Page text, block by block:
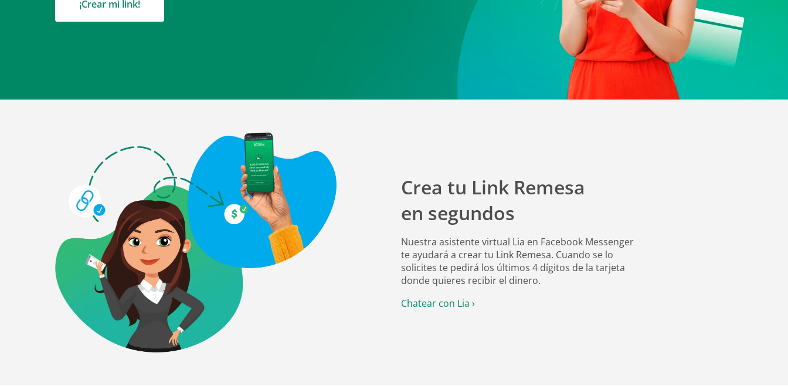
Comercios Afiliados
Servicio miweb
Transferencias
Seguros
¡Crear mi link!
Crea tu Link Remesa
en segundos
Nuestra asistente virtual Lia en Facebook Messenger
te ayudará a crear tu Link Remesa. Cuando se lo
solicites te pedirá los últimos 4 dígitos de la tarjeta
donde quieres recibir el dinero.
Chatear con Lia ›